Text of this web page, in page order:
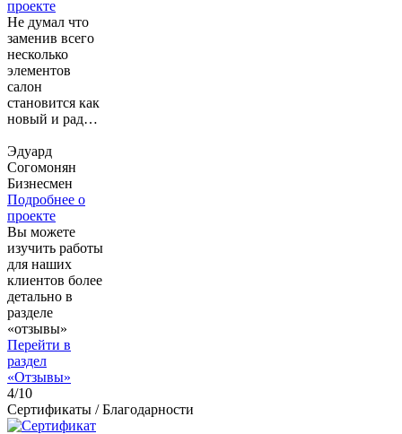
жалею!
проекте
Не думал что
заменив всего
несколько
элементов
салон
становится как
новый и радует
очень
рекомендую
Эдуард
Согомонян
Бизнесмен
Подробнее о
проекте
Вы можете
изучить работы
для наших
клиентов более
детально в
разделе
«отзывы»
Перейти в
раздел
«Отзывы»
4/10
Сертификаты / Благодарности